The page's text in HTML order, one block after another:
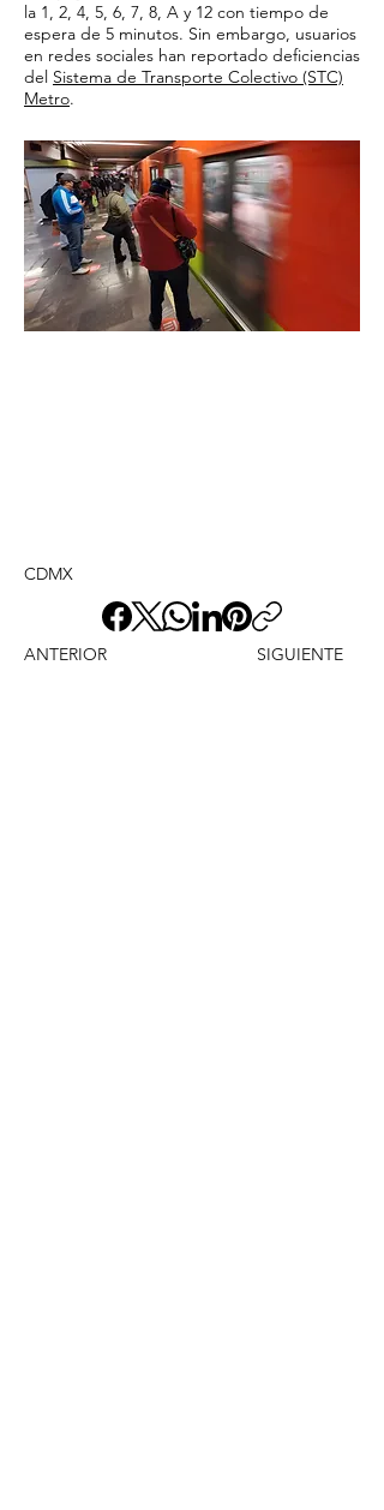
la 1, 2, 4, 5, 6, 7, 8, A y 12 con tiempo de
espera de 5 minutos. Sin embargo, usuarios
en redes sociales han reportado deficiencias
del Sistema de Transporte Colectivo (STC)
Metro.
CDMX
ANTERIOR SIGUIENTE